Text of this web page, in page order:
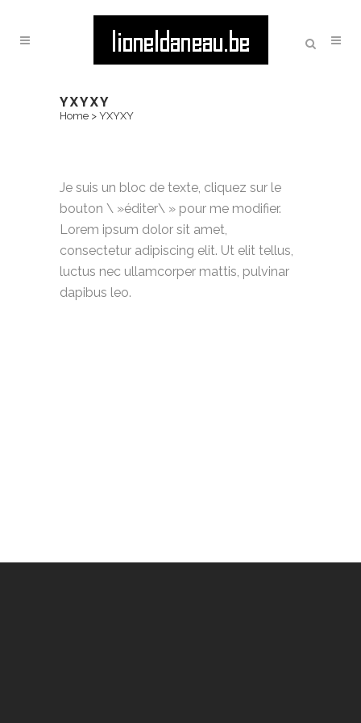
YXYXY
Home > YXYXY
Je suis un bloc de texte, cliquez sur le
bouton \ »éditer\ » pour me modifier.
Lorem ipsum dolor sit amet,
consectetur adipiscing elit. Ut elit tellus,
luctus nec ullamcorper mattis, pulvinar
dapibus leo.